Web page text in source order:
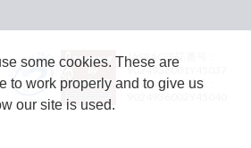
JASRAC許諾番号：
9024936001Y45037
JASRAC許諾番号：
some cookies. These are
to work properly and to give us
our site is used.